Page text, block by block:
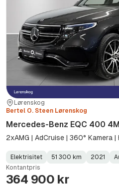
Sted:
Lørenskog
Forhandler:
Bertel O. Steen Lørenskog
Mercedes-Benz EQC 400
2xAMG | AdCruise | 360° Kamera
Fuel
Type:
Elektrisitet
Kilometerstand:
51 300 km
Model
Year:
2021
Gearbox
Type:
Kontantpris
364 900 kr